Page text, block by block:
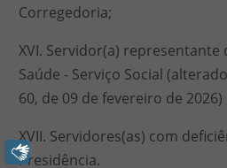
Corregedoria;
XVI. Servidor(a)
Saúde - Serviço Social
60, de 09 de fevereiro de 2026)
XVII. Servidores(as) com
Presidência.
Libras